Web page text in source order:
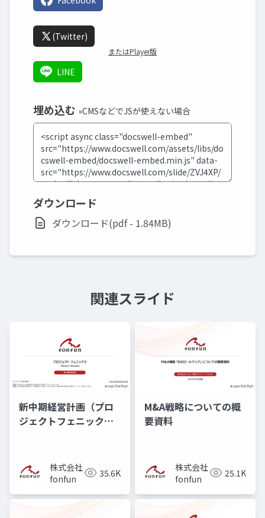
(Twitter)
またはPlayer版
LINE
埋め込む »CMSなどでJSが使えない場合
ダウンロード
ダウンロード(pdf - 1.84MB)
関連スライド
新中期経営計画（プロ
ジェクトフェニック
株式会社
fonfun
35.6K
M&A戦略についての概
要資料
株式会社
fonfun
25.1K